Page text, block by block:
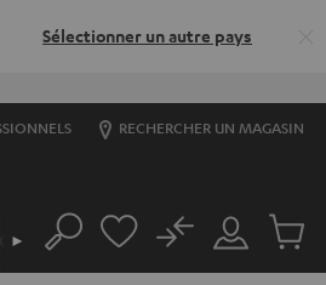
Sélectionner un autre pays
RECHERCHER UN MAGASIN
► Rechercher
Mon
compte
No